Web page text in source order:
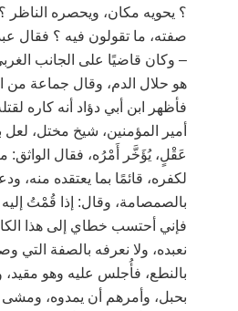
؟ يحويه مكان، ويحصره الناظر
صفته، ما تقولون فيه ؟ فقال
– وكان قاضيًا على الجانب
هو حلال الدم، وقال جماعة من
فأظهر ابن أبي دؤاد أنه كاره
أمير المؤمنين، شيخ مختل، لعل
عَقْلٍ، يُؤَخَّر أَمْرُه، فقال الواثق: ما
لكفره، قائمًا بما يعتقده منه،
بالصمصامة، وقال: إذا قُمْتُ
فإني أحتسب خطاي إلى هذا
نعبده، ولا نعرفه بالصفة التي
بالنطع، فأُجلس عليه وهو
بحبل، وأمرهم أن يمدوه،